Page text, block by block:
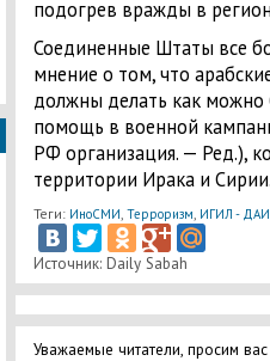
подогрев вражды в
Соединенные Штаты все
мнение о том, что
должны делать как можно
помощь в военной
РФ организация. — Ред.),
территории Ирака и
Теги: ИноСМИ Терроризм ИГИЛ -
Источник: Daily Sabah
Уважаемые читатели, просим